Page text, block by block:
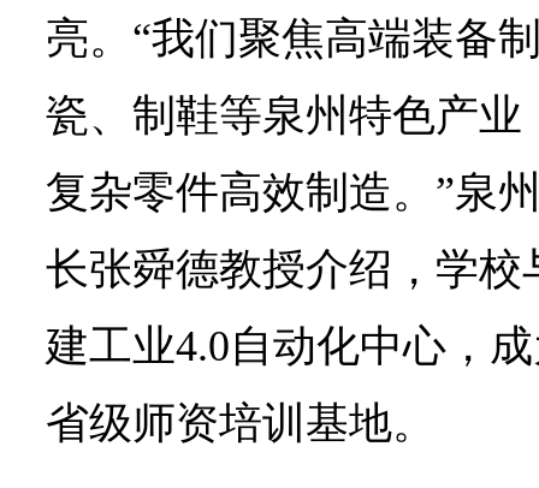
亮。“我们聚焦高端装备
瓷、制鞋等泉州特色产
复杂零件高效制造。”泉
长张舜德教授介绍，学
建工业4.0自动化中心，
省级师资培训基地。